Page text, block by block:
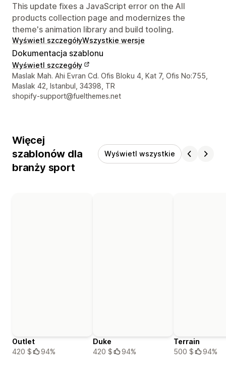
This update fixes a JavaScript error on the All
products collection page and modernizes the
theme's animation library and build tooling.
Wyświetl szczegółyWszystkie wersje
Dokumentacja szablonu
Wyświetl szczegóły
Dane kontaktowe projektanta
Maslak Mah. Ahi Evran Cd. Ofis Bloku 4, Kat 7, Ofis No:755,
Maslak 42, Istanbul, 34398, TR
shopify-support@fuelthemes.net
Więcej
szablonów dla
branży sport
Wyświetl wszystkie
Outlet
420 $
94%
Duke
420 $
94%
Terrain
500 $
94%